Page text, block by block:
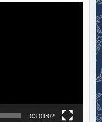
03:01:02